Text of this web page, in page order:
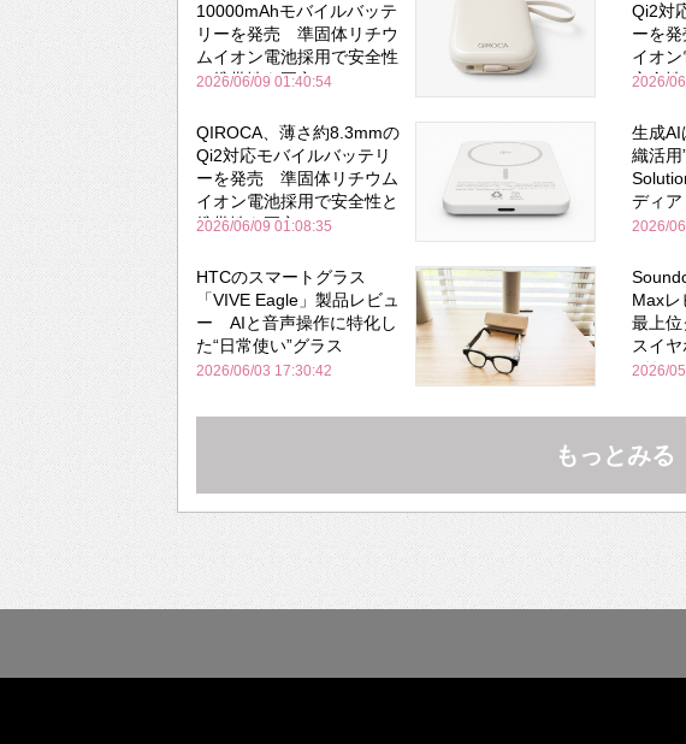
10000mAhモバイルバッテ
リーを発売 準固体リチウ
ムイオン電池採用で安全性
と携帯性を両立
2026/06/09 01:40:54
Qi2対
ーを
イオ
安全
2026/
QIROCA、薄さ約8.3mmの
Qi2対応モバイルバッテリ
ーを発売 準固体リチウム
イオン電池採用で安全性と
携帯性を両立
2026/06/09 01:08:35
生成AI
織活
ディア
2026/
HTCのスマートグラス
「VIVE Eagle」製品レビュ
ー AIと音声操作に特化し
た“日常使い”グラス
2026/06/03 17:30:42
Max
最上位
スイ
づらい
Bose
2026/
もっとみる